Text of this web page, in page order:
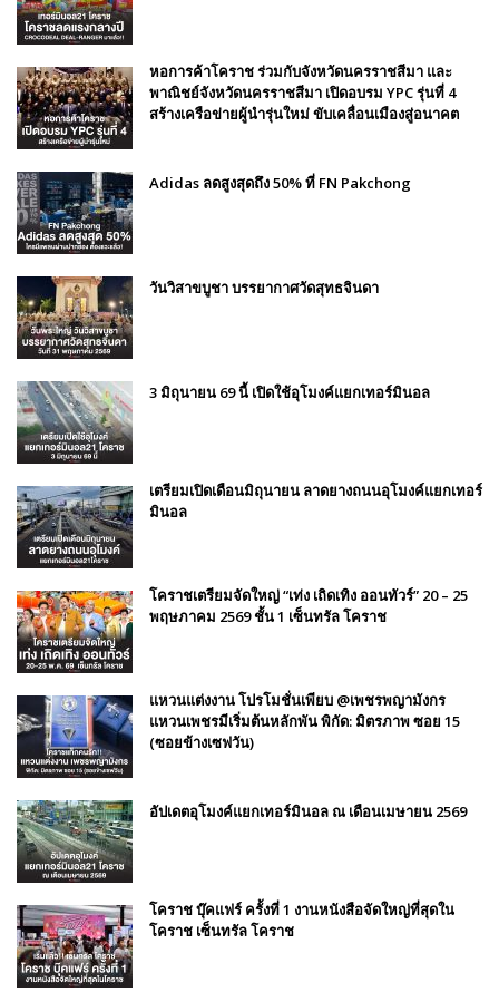
หอการค้าโคราช ร่วมกับจังหวัดนครราชสีมา และ
พาณิชย์จังหวัดนครราชสีมา เปิดอบรม YPC รุ่นที่ 4
สร้างเครือข่ายผู้นำรุ่นใหม่ ขับเคลื่อนเมืองสู่อนาคต
Adidas ลดสูงสุดถึง 50% ที่ FN Pakchong
วันวิสาขบูชา บรรยากาศวัดสุทธจินดา
3 มิถุนายน 69 นี้ เปิดใช้อุโมงค์แยกเทอร์มินอล
เตรียมเปิดเดือนมิถุนายน ลาดยางถนนอุโมงค์แยกเทอร์
มินอล
โคราชเตรียมจัดใหญ่ “เท่ง เถิดเทิง ออนทัวร์” 20 – 25
พฤษภาคม 2569 ชั้น 1 เซ็นทรัล โคราช
แหวนแต่งงาน โปรโมชั่นเพียบ @เพชรพญามังกร
แหวนเพชรมีเริ่มต้นหลักพัน พิกัด: มิตรภาพ ซอย 15
(ซอยข้างเซฟวัน)
อัปเดตอุโมงค์แยกเทอร์มินอล ณ เดือนเมษายน 2569
โคราช บุ๊คแฟร์​ ครั้งที่​ 1 งานหนังสือจัดใหญ่ที่สุดใน
โคราช เซ็นทรัล โคราช